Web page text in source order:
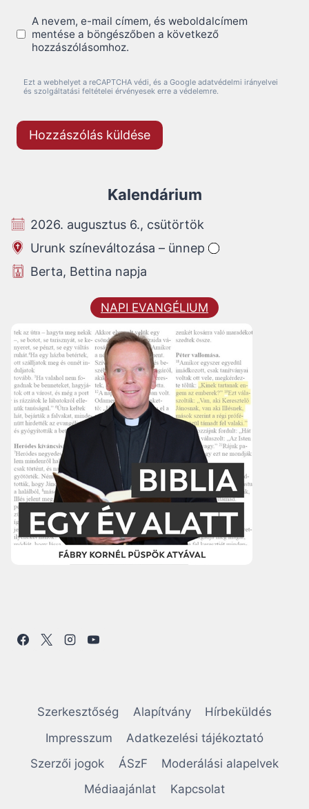
A nevem, e-mail címem, és weboldalcímem
mentése a böngészőben a következő
hozzászólásomhoz.
Ezt a webhelyet a reCAPTCHA védi, és a Google adatvédelmi irányelvei
és szolgáltatási feltételei érvényesek erre a védelemre.
Kalendárium
2026. augusztus 6., csütörtök
Urunk színeváltozása – ünnep
Berta, Bettina napja
NAPI EVANGÉLIUM
Szerkesztőség Alapítvány
Hírbeküldés
Impresszum
Adatkezelési tájékoztató
Szerzői jogok
ÁSzF
Moderálási alapelvek
Médiaajánlat
Kapcsolat